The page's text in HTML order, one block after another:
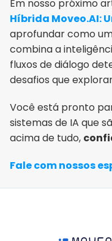
Em nosso próximo
Híbrida Moveo.AI:
aprofundar como
combina a
fluxos de diálogo
desafios que
Você está pronto
sistemas de IA que
acima de tudo,
Fale com nossos